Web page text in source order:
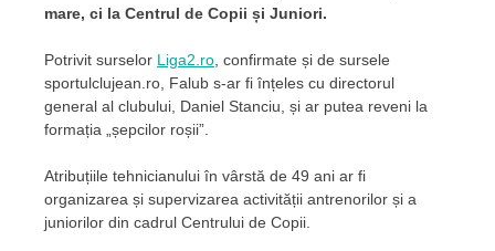
mare, ci la Centrul de Copii și Juniori.
Potrivit surselor Liga2.ro , confirmate și de sursele
sportulclujean.ro, Falub s-ar fi înțeles cu directorul
general al clubului, Daniel Stanciu, și ar putea reveni la
formația „șepcilor roșii”.
Atribuțiile tehnicianului în vârstă de 49 ani ar fi
organizarea și supervizarea activității antrenorilor și a
juniorilor din cadrul Centrului de Copii.